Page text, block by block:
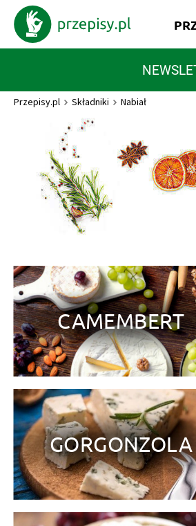
Przepisy.pl Składniki Nabiał
CAMEMBERT
GORGONZOLA